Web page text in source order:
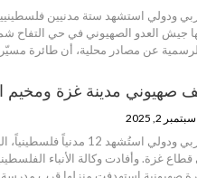
ودولي استشهد ستة مدنيين
جيش العدو الصهيوني في حي التفاح
الرسمية عن مصادر محلية، أن طائرة
سبتمبر 2, 2025
منظمة انتصاف - عربي ودولي
صهيونية استهدفت منزلها قرب